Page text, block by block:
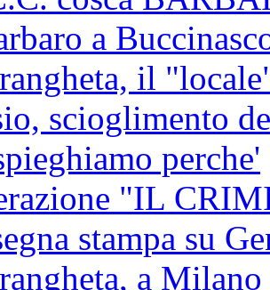
a
il
scioglimento
perche'
"IL
stampa su
a Milano